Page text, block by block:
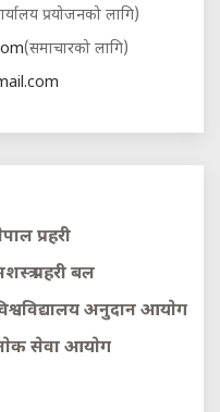
प्रयोजनको लागि)
(समाचारको लागि)
प्रहरी
प्रहरी बल
अनुदान आयाेग
सेवा आयाेग